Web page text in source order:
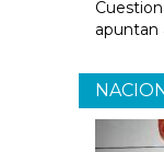
apuntan